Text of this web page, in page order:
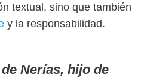
textual, sino que también
y la responsabilidad.
Nerías, hijo de